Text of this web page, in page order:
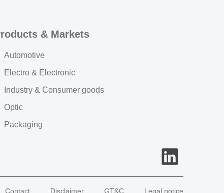
& Markets
Automotive
Electro & Electronic
Industry & Consumer goods
Optic
Packaging
Contact Disclaimer GT&C Legal notice